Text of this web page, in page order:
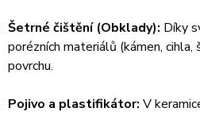
Šetrné čištění (Obklady): Díky
porézních materiálů (kámen,
povrchu.
Pojivo a plastifikátor: V